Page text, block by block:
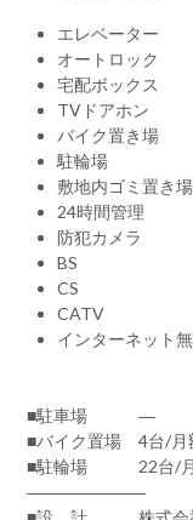
エレベーター
オートロック
宅配ボックス
TVドアホン
バイク置き場
駐輪場
敷地内ゴミ置き場
24時間管理
防犯カメラ
BS
CS
CATV
インターネット
■駐車場 ―
■バイク置場 4台/月
■駐輪場 22台/月
―――――――